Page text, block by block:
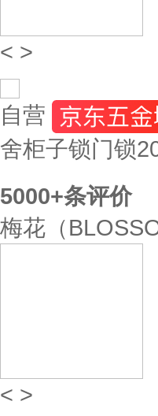
< >
自营
舍柜子锁门锁
5000+条评价
梅花（
< >